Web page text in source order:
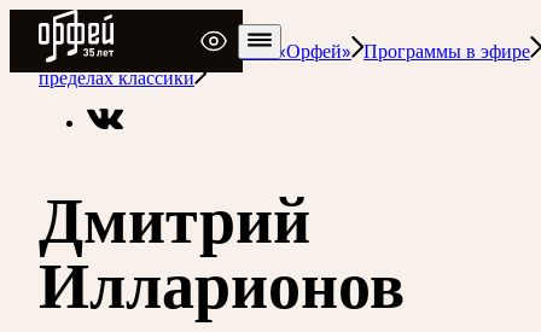
Радио Орфей
Радио классической музыки «Орфей» Программы в эфире
пределах классики
Дмитрий
Илларионов